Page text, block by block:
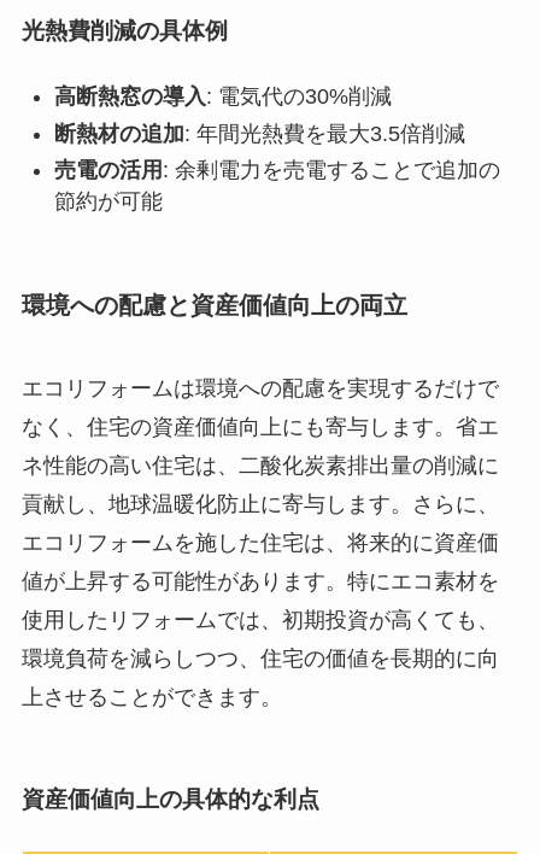
光熱費削減の具体例
高断熱窓の導入: 電気代の30%削減
断熱材の追加: 年間光熱費を最大3.5倍削減
売電の活用 : 余剰電力を売電することで追加の
節約が可能
環境への配慮と資産価値向上の両立
エコリフォームは環境への配慮を実現するだけで
なく、住宅の資産価値向上にも寄与します。省エ
ネ性能の高い住宅は、二酸化炭素排出量の削減に
貢献し、地球温暖化防止に寄与します。さらに、
エコリフォームを施した住宅は、将来的に資産価
値が上昇する可能性があります。特にエコ素材を
使用したリフォームでは、初期投資が高くても、
環境負荷を減らしつつ、住宅の価値を長期的に向
上させることができます。
資産価値向上の具体的な利点